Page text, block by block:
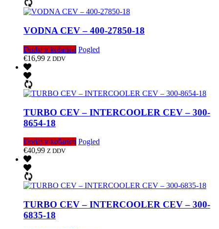
VODNA CEV – 400-27850-18
Dodaj v košarico Pogled
€16,99 Z DDV
TURBO CEV – INTERCOOLER CEV – 300-
8654-18
Dodaj v košarico Pogled
€40,99 Z DDV
TURBO CEV – INTERCOOLER CEV – 300-
6835-18